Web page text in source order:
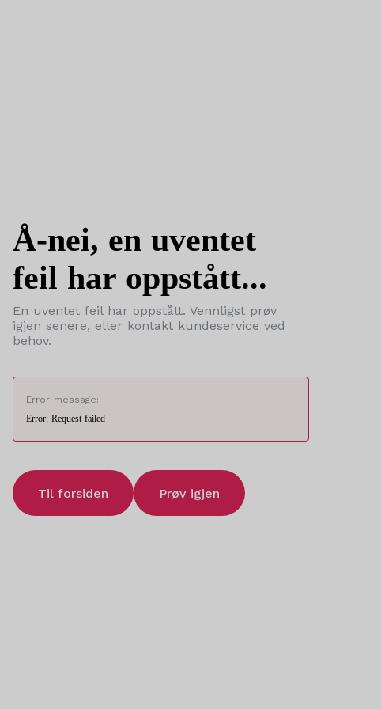
Å-nei, en uventet
feil har oppstått...
En uventet feil har oppstått. Vennligst prøv
igjen senere, eller kontakt kundeservice ved
behov.
Error message:
Error: Request failed
Til forsiden Prøv igjen